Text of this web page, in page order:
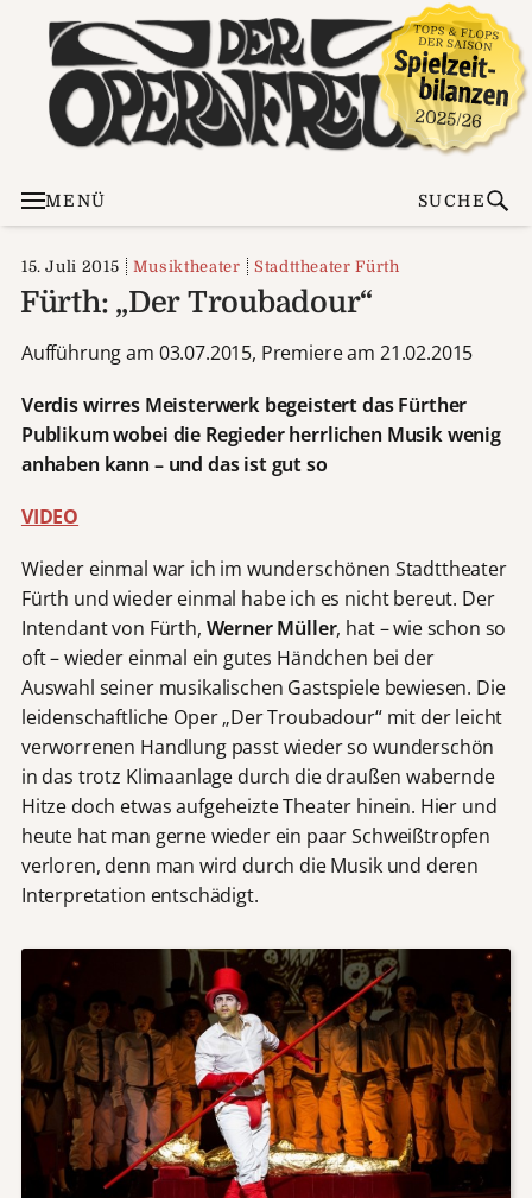
MENÜ SUCHE
15. Juli 2015 Musiktheater Stadttheater Fürth
Fürth: „Der Troubadour“
Aufführung am 03.07.2015, Premiere am 21.02.2015
Verdis wirres Meisterwerk begeistert das Fürther
Publikumwobei die Regieder herrlichen Musik wenig
anhaben kann – und das ist gut so
VIDEO
Wieder einmal war ich im wunderschönen Stadttheater
Fürth und wieder einmal habe ich es nicht bereut. Der
Intendant von Fürth, Werner Müller, hat – wie schon so
oft – wieder einmal ein gutes Händchen bei der
Auswahl seiner musikalischen Gastspiele bewiesen. Die
leidenschaftliche Oper „Der Troubadour“ mit der leicht
verworrenen Handlung passt wieder so wunderschön
in das trotz Klimaanlage durch die draußen wabernde
Hitze doch etwas aufgeheizte Theater hinein. Hier und
heute hat man gerne wieder ein paar Schweißtropfen
verloren, denn man wird durch die Musik und deren
Interpretation entschädigt.